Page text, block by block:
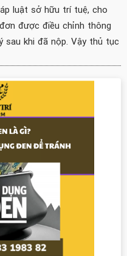
luật sở hữu trí tuệ, cho
được điều chỉnh thông
sau khi đã nộp. Vậy thủ tục